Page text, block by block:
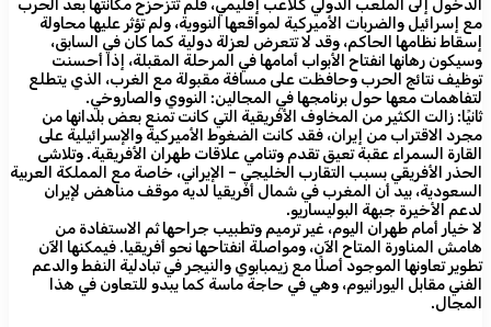
الدخول إلى الملعب الدولي كلاعب إقليمي، فلم تتزحزح مكانتها بعد الحرب
مع إسرائيل والضربات الأميركية لمواقعها النووية، ولم تؤثر عليها محاولة
إسقاط نظامها الحاكم، وقد لا تتعرض لعزلة دولية كما كان في السابق،
وسيكون رهانها انفتاح الأبواب أمامها في المرحلة المقبلة، إذا أحسنت
توظيف نتائج الحرب وحافظت على مسافة مقبولة مع الغرب، الذي يتطلع
لتفاهمات معها حول برنامجها في المجالين: النووي والصاروخي.
ثانيًا: زالت الكثير من المخاوف الأفريقية التي كانت تمنع بعض بلدانها من
مجرد الاقتراب من إيران، فقد كانت الضغوط الأميركية والإسرائيلية على
القارة السمراء عقبة تعيق تقدم وتنامي علاقات طهران الأفريقية. وتلاشى
الحذر الأفريقي بسبب التقارب الخليجي – الإيراني، خاصة مع المملكة العربية
السعودية، بيد أن المغرب في شمال أفريقيا لديه موقف مناهض لإيران
لدعم الأخيرة جبهة البوليساريو.
لا خيار أمام طهران اليوم، غير ترميم وتطبيب جراحها ثم الاستفادة من
هامش المناورة المتاح الآن، ومواصلة انفتاحها نحو أفريقيا. فيمكنها الآن
تطوير تعاونها الموجود أصلًا مع زيمبابوي والنيجر في تبادلية النفط والدعم
الفني مقابل اليورانيوم، وهي في حاجة ماسة كما يبدو للتعاون في هذا
المجال.